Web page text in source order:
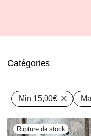
Catégories
Min 15,00€